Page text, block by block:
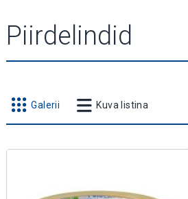
Piirdelindid
Galerii Kuva listina